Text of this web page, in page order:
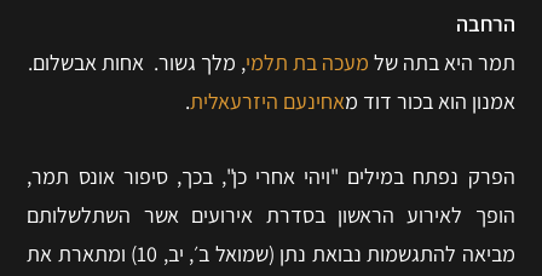
הרחבה
תמר היא בתה של מעכה בת תלמי, מלך גשור. אחות אבשלום.
אמנון הוא בכור דוד מאחינעם היזרעאלית.
הפרק נפתח במילים "ויהי אחרי כן", בכך, סיפור אונס תמר,
הופך לאירוע הראשון בסדרת אירועים אשר השתלשלותם
מביאה להתגשמות נבואת נתן (שמואל ב׳, יב, 10) ומתארת את